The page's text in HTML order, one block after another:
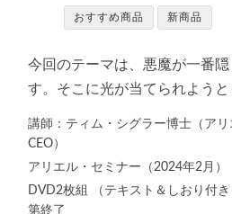
おすすめ商品 新商品
今回のテーマは、悪魔が一番
す。そこに光が当てられようと
講師：ティム・シグラー博士（ア
CEO）
アリエル・セミナー（2024年2月）
DVD2枚組 （テキスト＆しおり付
第終了